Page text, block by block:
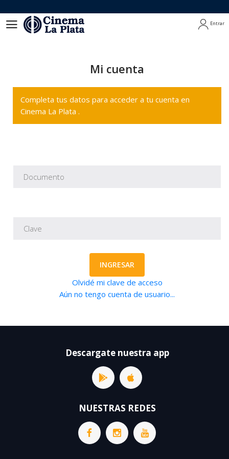
Entrar
Mi cuenta
Completa tus datos para acceder a tu cuenta en
Cinema La Plata .
INGRESAR
Olvidé mi clave de acceso
Aún no tengo cuenta de usuario...
Descargate nuestra app
NUESTRAS REDES